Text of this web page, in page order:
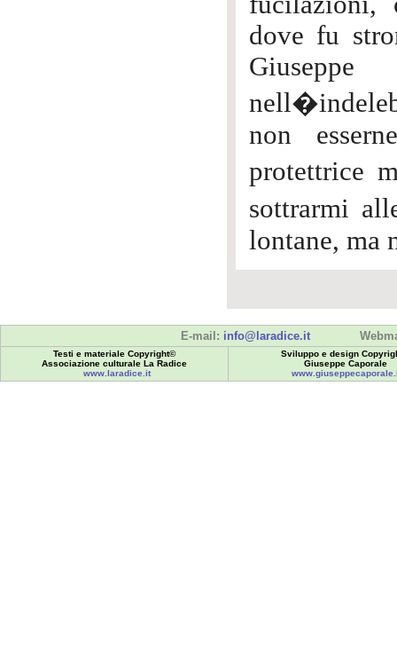
dove fu
non
protettrice
sottrarmi
lontane, ma
E-mail: info@laradice.it
Testi e materiale Copyright©
Associazione culturale La Radice
www.laradice.it
Sviluppo e design
Giuseppe Caporale